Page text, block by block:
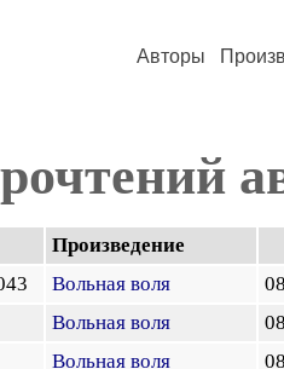
Авторы
Произведение
Вольная воля
Вольная воля
Вольная воля